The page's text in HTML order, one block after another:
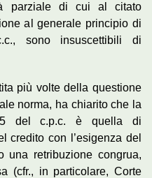
parziale di cui al citato
al generale principio di
sono insuscettibili di
più volte della questione
norma, ha chiarito che la
del c.p.c. è quella di
credito con l’esigenza del
una retribuzione congrua,
(cfr., in particolare, Corte